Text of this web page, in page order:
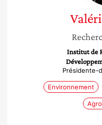
Institut de
Présidente-
Environnement